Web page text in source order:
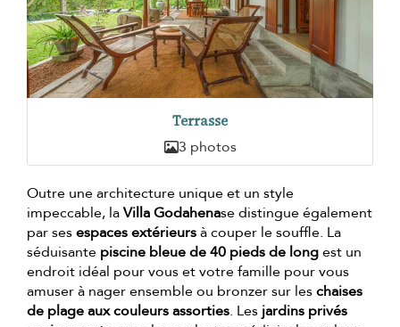
Terrasse
3 photos
Outre une architecture unique et un style
impeccable, laVilla Godahenase distingue également
par sesespaces extérieursà couper le souffle. La
séduisante piscine bleue de 40 pieds de longest un
endroit idéal pour vous et votre famille pour vous
amuser à nager ensemble ou bronzer sur leschaises
de plage aux couleurs assorties. Les jardins privés